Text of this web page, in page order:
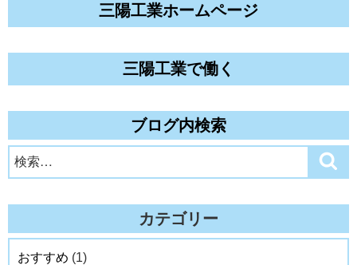
三陽工業ホームページ
三陽工業で働く
ブログ内検索
検
索:
カテゴリー
おすすめ (1)